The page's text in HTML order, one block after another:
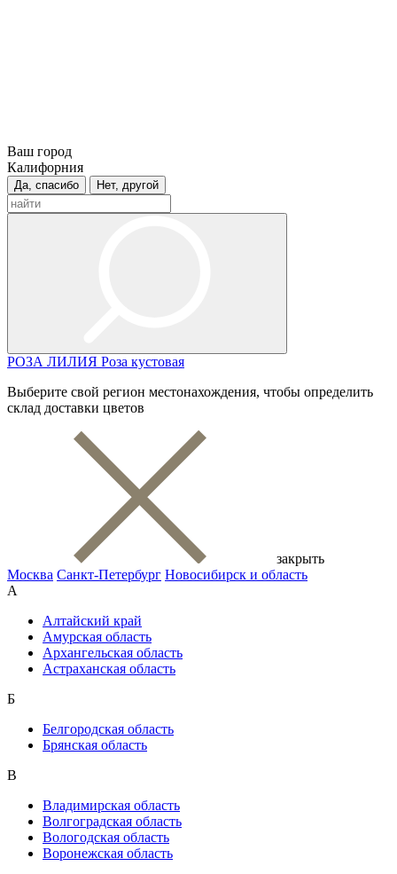
Ваш город
Калифорния
Да, спасибо Нет, другой
РОЗА ЛИЛИЯ Роза кустовая
Выберите свой регион местонахождения, чтобы определить
склад доставки цветов
закрыть
Москва Санкт-Петербург Новосибирск и область
А
Алтайский край
Амурская область
Архангельская область
Астраханская область
Б
Белгородская область
Брянская область
В
Владимирская область
Волгоградская область
Вологодская область
Воронежская область